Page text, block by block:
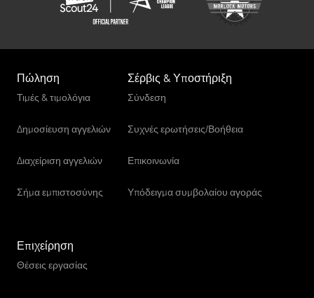
Πώληση
Τιμές & τιμολόγια
Δημοσίευση αγγελιών
Διαχείριση αγγελιών
Σήμα εμπιστοσύνης
Σέρβις & Υποστήριξη
Σύνδεση
Συχνές ερωτήσεις/Βοήθεια
Επικοινωνία
Υπόδειγμα συμβολαίου αγοράς
Επιχείρηση
Θέσεις εργασίας